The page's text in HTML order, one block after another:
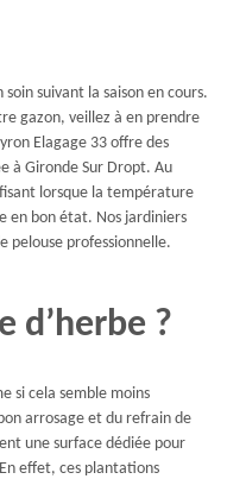
suivant la saison en cours.
gazon, veillez à en prendre
Elagage 33 offre des
à Gironde Sur Dropt. Au
lorsque la température
en bon état. Nos jardiniers
pelouse professionnelle.
d’herbe ?
si cela semble moins
arrosage et du refrain de
une surface dédiée pour
effet, ces plantations